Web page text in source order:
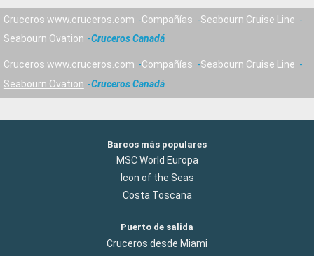
Cruceros www.cruceros.com Compañías
Seabourn Cruise Line
Seabourn Ovation
Cruceros Canadá
Cruceros www.cruceros.com Compañías
Seabourn Cruise Line
Seabourn Ovation
Cruceros Canadá
Barcos más populares
MSC World Europa
Icon of the Seas
Costa Toscana
Puerto de salida
Cruceros desde Miami